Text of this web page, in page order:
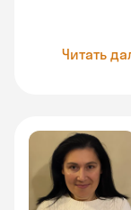
Читать